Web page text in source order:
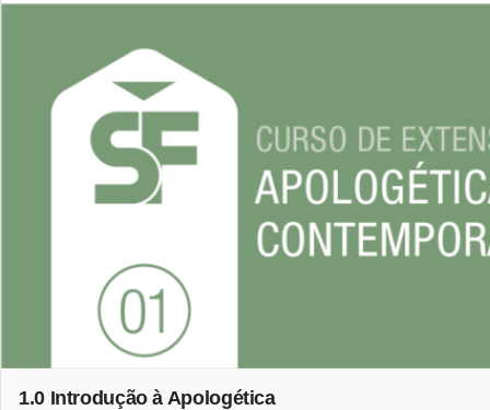
1.0 Introdução à Apologética